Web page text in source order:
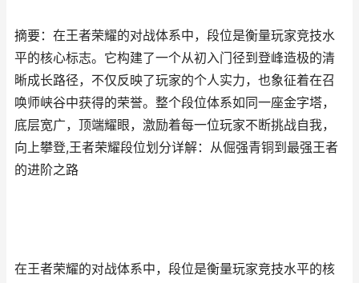
摘要：在王者荣耀的对战体系中，段位是衡量玩家竞技水
平的核心标志。它构建了一个从初入门径到登峰造极的清
晰成长路径，不仅反映了玩家的个人实力，也象征着在召
唤师峡谷中获得的荣誉。整个段位体系如同一座金字塔，
底层宽广，顶端耀眼，激励着每一位玩家不断挑战自我，
向上攀登,王者荣耀段位划分详解：从倔强青铜到最强王者
的进阶之路
在王者荣耀的对战体系中，段位是衡量玩家竞技水平的核